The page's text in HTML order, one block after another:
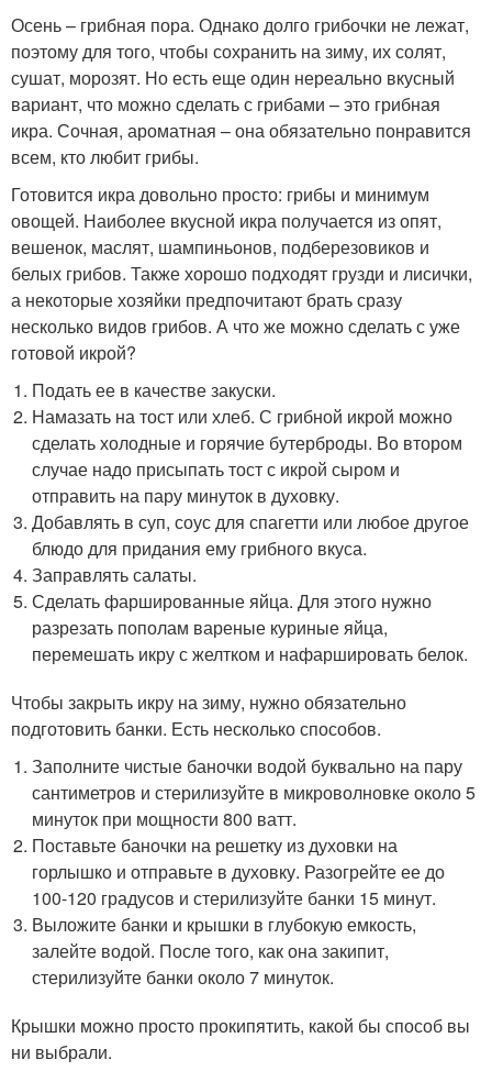
Осень – грибная пора. Однако долго грибочки не лежат,
поэтому для того, чтобы сохранить на зиму, их солят,
сушат, морозят. Но есть еще один нереально вкусный
вариант, что можно сделать с грибами – это грибная
икра. Сочная, ароматная – она обязательно понравится
всем, кто любит грибы.
Готовится икра довольно просто: грибы и минимум
овощей. Наиболее вкусной икра получается из опят,
вешенок, маслят, шампиньонов, подберезовиков и
белых грибов. Также хорошо подходят грузди и лисички,
а некоторые хозяйки предпочитают брать сразу
несколько видов грибов. А что же можно сделать с уже
готовой икрой?
Подать ее в качестве закуски.
Намазать на тост или хлеб. С грибной икрой можно
сделать холодные и горячие бутерброды. Во втором
случае надо присыпать тост с икрой сыром и
отправить на пару минуток в духовку.
Добавлять в суп, соус для спагетти или любое другое
блюдо для придания ему грибного вкуса.
Заправлять салаты.
Сделать фаршированные яйца. Для этого нужно
разрезать пополам вареные куриные яйца,
перемешать икру с желтком и нафаршировать белок.
Чтобы закрыть икру на зиму, нужно обязательно
подготовить банки. Есть несколько способов.
Заполните чистые баночки водой буквально на пару
сантиметров и стерилизуйте в микроволновке около 5
минуток при мощности 800 ватт.
Поставьте баночки на решетку из духовки на
горлышко и отправьте в духовку. Разогрейте ее до
100-120 градусов и стерилизуйте банки 15 минут.
Выложите банки и крышки в глубокую емкость,
залейте водой. После того, как она закипит,
стерилизуйте банки около 7 минуток.
Крышки можно просто прокипятить, какой бы способ вы
ни выбрали.